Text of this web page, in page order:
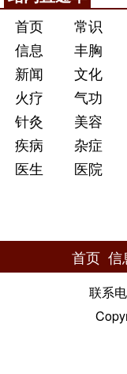
首页 常识
信息
丰胸
新闻
文化
火疗
气功
针灸
美容
疾病
杂症
医生
医院
首页 信
联系